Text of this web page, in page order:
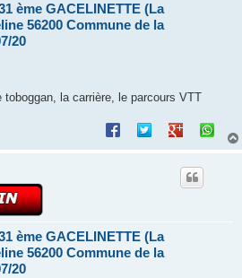
ème GACELINETTE (La
56200 Commune de la
20
toboggan, la carrière, le parcours VTT
ème GACELINETTE (La
56200 Commune de la
20